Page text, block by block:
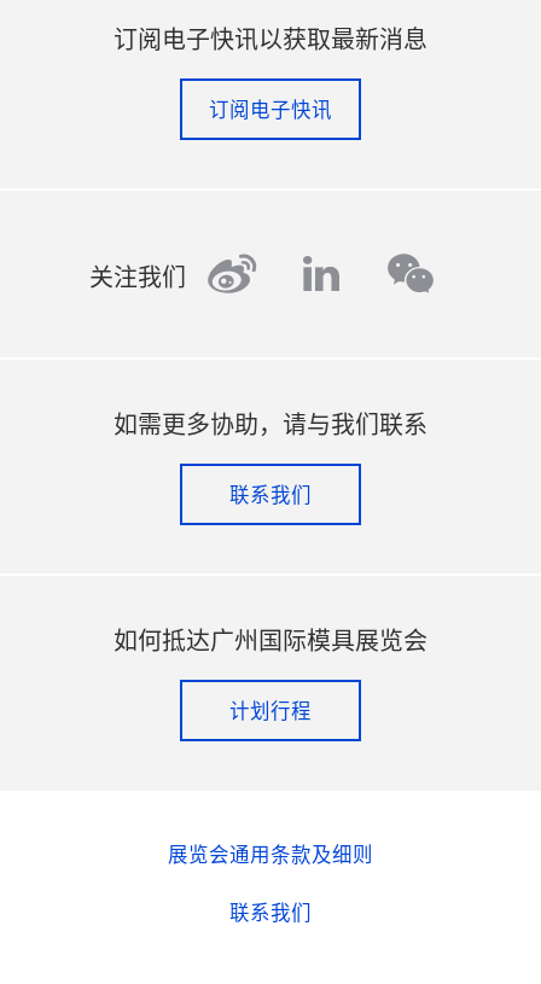
订阅电子快讯以获取最新消息
订阅电子快讯
关注我们 weibolinkedinwechat
如需更多协助，请与我们联系
联系我们
如何抵达广州国际模具展览会
计划行程
展览会通用条款及细则
联系我们